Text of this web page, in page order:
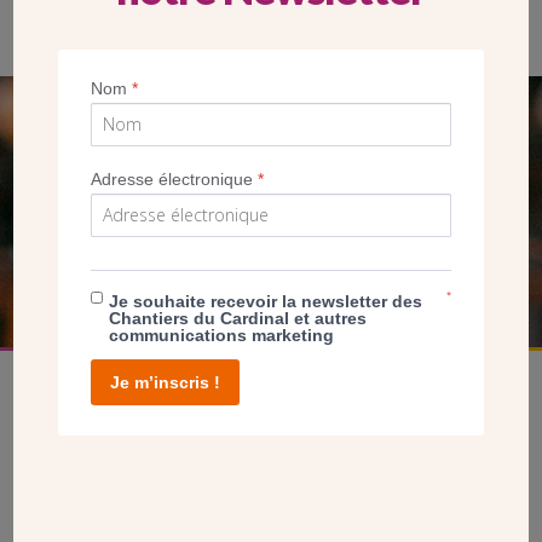
SEUL VOTRE DON
NOUS PERMET D’AGIR
FAIRE UN DON
Nom*
Adresse électronique*
Je souhaite recevoir la newsletter des
Chantiers du Cardinal et autres
communications marketing
*
Je m’inscris !